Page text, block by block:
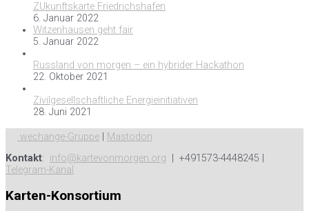
ZUkunftskarte Friedrichshafen
6. Januar 2022
Witzenhausen geht fair
5. Januar 2022
Russland von morgen – ein hybrider Hackathon
22. Oktober 2021
Zivilgesellschaftliche Energieinitiativen
28. Juni 2021
wechange-Gruppe
Mastodon
Kontakt: info@kartevonmorgen.org | +491573-4448245 |
Telegram-Kanal
Karten-Konsortium